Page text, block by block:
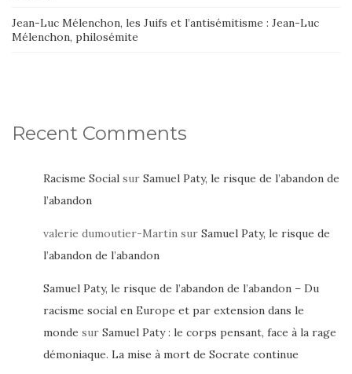
Jean-Luc Mélenchon, les Juifs et l’antisémitisme : Jean-Luc
Mélenchon, philosémite
Recent Comments
Racisme Social sur Samuel Paty, le risque de l’abandon de
l’abandon
valerie dumoutier-Martin sur Samuel Paty, le risque de
l’abandon de l’abandon
Samuel Paty, le risque de l’abandon de l’abandon – Du
racisme social en Europe et par extension dans le
monde sur Samuel Paty : le corps pensant, face à la rage
démoniaque. La mise à mort de Socrate continue